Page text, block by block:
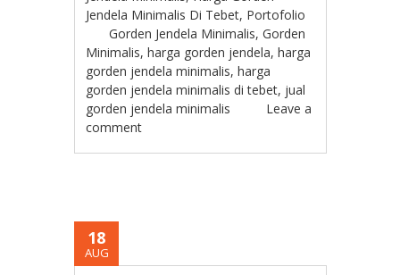
Jendela Minimalis Di Tebet, Portofolio
Gorden Jendela Minimalis,Gorden
Minimalis,harga gorden jendela,harga
gorden jendela minimalis,harga
gorden jendela minimalis di tebet, jual
gorden jendela minimalis
Leave a
comment
18
AUG